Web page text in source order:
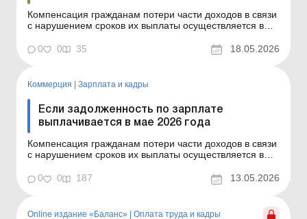
Компенсация гражданам потери части доходов в связи
с нарушением сроков их выплаты осуществляется в
календарных месяцев в соответствии с Порядком,
утвержденным постановлением КМУ от 21.02.2001 №
произведение нач...
0 0 35 18.05.2026
Коммерция Зарплата и кадры
Если задолженность по зарплате
выплачивается в мае 2026 года
Компенсация гражданам потери части доходов в связи
с нарушением сроков их выплаты осуществляется в
календарных месяцев в соответствии с Порядком,
утвержденным постановлением КМУ от 21.02.2001 №
произведение начис...
0 0 187 13.05.2026
Online издание «Баланс» | Оплата труда и кадры